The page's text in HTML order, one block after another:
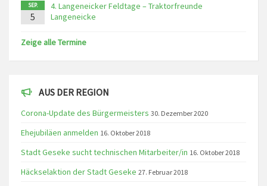
SEP.
5
4. Langeneicker Feldtage – Traktorfreunde
Langeneicke
Zeige alle Termine
AUS DER REGION
Corona-Update des Bürgermeisters 30. Dezember 2020
Ehejubiläen anmelden 16. Oktober 2018
Stadt Geseke sucht technischen Mitarbeiter/in 16. Oktober 2018
Häckselaktion der Stadt Geseke 27. Februar 2018